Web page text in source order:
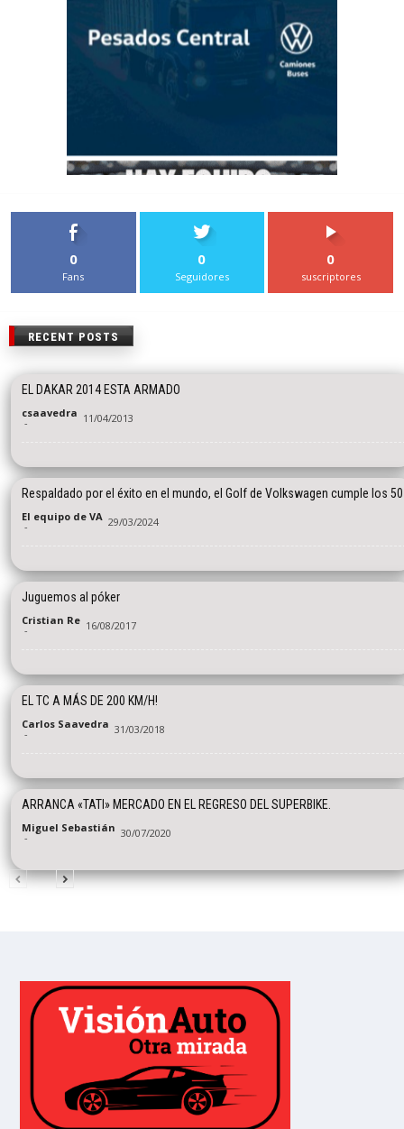
0
Fans
0
Seguidores
0
suscriptores
RECENT POSTS
EL DAKAR 2014 ESTA ARMADO
csaavedra
- 11/04/2013
Respaldado por el éxito en el mundo, el Golf de Volkswagen cumple los 50
El equipo de VA
- 29/03/2024
Juguemos al póker
Cristian Re
- 16/08/2017
EL TC A MÁS DE 200 KM/H!
Carlos Saavedra
- 31/03/2018
ARRANCA «TATI» MERCADO EN EL REGRESO DEL SUPERBIKE.
Miguel Sebastián
- 30/07/2020